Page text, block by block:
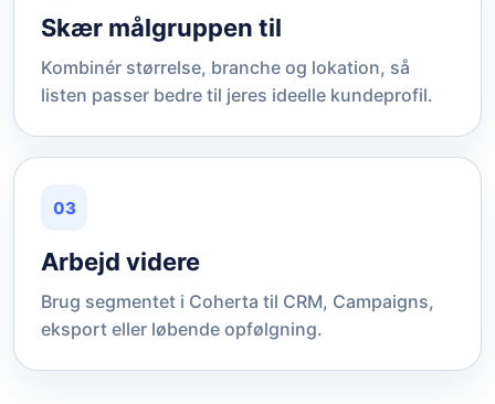
Skær målgruppen til
Kombinér størrelse, branche og lokation, så
listen passer bedre til jeres ideelle kundeprofil.
03
Arbejd videre
Brug segmentet i Coherta til CRM, Campaigns,
eksport eller løbende opfølgning.